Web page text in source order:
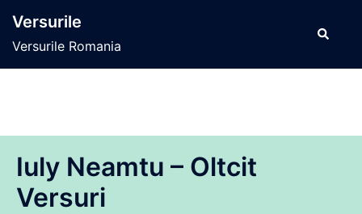
conținut
Versurile
Versurile Romania
Caută
Iuly Neamtu – Oltcit
Versuri